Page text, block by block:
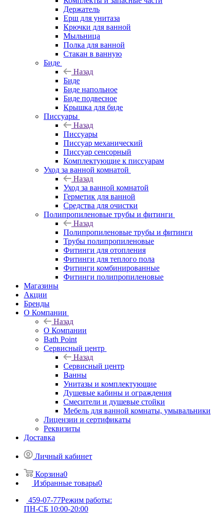
Держатель
Ерш для унитаза
Крючки для ванной
Мыльница
Полка для ванной
Стакан в ванную
Биде
Назад
Биде
Биде напольное
Биде подвесное
Крышка для биде
Писсуары
Назад
Писсуары
Писсуар механический
Писсуар сенсорный
Комплектующие к писсуарам
Уход за ванной комнатой
Назад
Уход за ванной комнатой
Герметик для ванной
Средства для очистки
Полипропиленовые трубы и фитинги
Назад
Полипропиленовые трубы и фитинги
Трубы полипропиленовые
Фитинги для отопления
Фитинги для теплого пола
Фитинги комбинированные
Фитинги полипропиленовые
Магазины
Акции
Бренды
О Компании
Назад
О Компании
Bath Point
Сервисный центр
Назад
Сервисный центр
Ванны
Унитазы и комплектующие
Душевые кабины и ограждения
Смесители и душевые стойки
Мебель для ванной комнаты, умывальники
Лицензии и сертификаты
Реквизиты
Доставка
Личный кабинет
Корзина0
Избранные товары0
459-07-77Режим работы:
ПН-СБ 10:00-20:00